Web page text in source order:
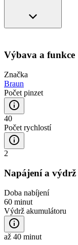
Výbava a funkce
Značka
Braun
Počet pinzet
40
Počet rychlostí
2
Napájení a výdrž
Doba nabíjení
60 minut
Výdrž akumulátoru
až 40 minut